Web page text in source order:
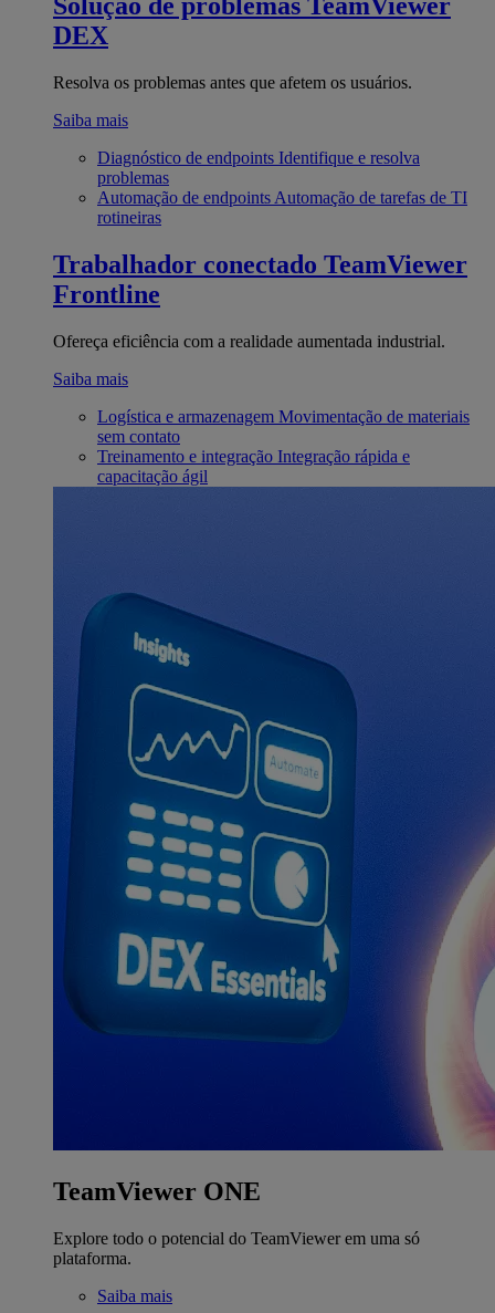
DEX
Resolva os problemas antes que afetem os usuários.
Saiba mais
Diagnóstico de endpoints Identifique e resolva
problemas
Automação de endpoints Automação de tarefas de TI
rotineiras
Trabalhador conectado TeamViewer
Frontline
Ofereça eficiência com a realidade aumentada industrial.
Saiba mais
Logística e armazenagem Movimentação de materiais
sem contato
Treinamento e integração Integração rápida e
capacitação ágil
TeamViewer ONE
Explore todo o potencial do TeamViewer em uma só
plataforma.
Saiba mais